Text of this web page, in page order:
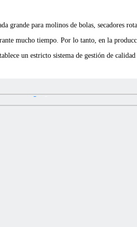
grande para molinos de bolas, secadores
mucho tiempo. Por lo tanto, en la
un estricto sistema de gestión de